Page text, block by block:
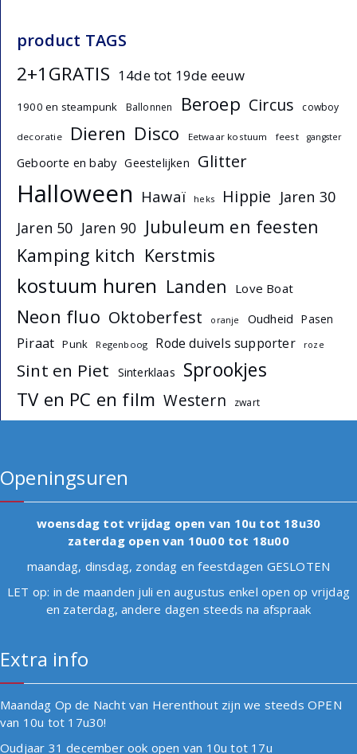
product TAGS
2+1GRATIS 14de tot 19de eeuw
1900 en steampunk Ballonnen Beroep Circus cowboy
decoratie Dieren Disco Eetwaar kostuum feest gangster
Geboorte en baby Geestelijken Glitter
Halloween Hawaï heks Hippie Jaren 30
Jaren 50 Jaren 90 Jubuleum en feesten
Kamping kitch Kerstmis
kostuum huren Landen Love Boat
Neon fluo Oktoberfest oranje Oudheid Pasen
Piraat Punk Regenboog Rode duivels supporter roze
Sint en Piet Sinterklaas Sprookjes
TV en PC en film Western zwart
Openingsuren
woensdag tot vrijdag open van 10u tot 18u30
zaterdag open van 10u00 tot 18u00
maandag, dinsdag, zondag en feestdagen GESLOTEN
LET op: in de maanden juli en augustus enkel open op vrijdag
en zaterdag, andere dagen steeds na afspraak
Extra info
Maandag Op de Nacht van Herenthout zijn we steeds OPEN
van 10u tot 17u30!
Oudjaar 31 december ook open van 10u tot 17u